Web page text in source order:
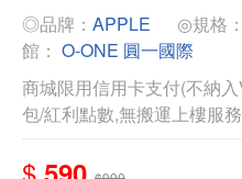
◎品牌： APPLE ◎規格
館： O-ONE 圓一國際
商城限用信用卡支付(不納
包/紅利點數,無搬運上樓服